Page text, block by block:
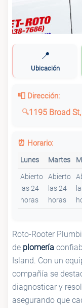
📍
Ubicación
📮 Dirección:
1195 Broad
⏰ Horario:
Lunes Martes
Abierto
las 24
horas
Abierto
las 24
horas
Roto-Rooter
de plomería
Island. Con un
compañía se
diagnosticar y
asegurando que